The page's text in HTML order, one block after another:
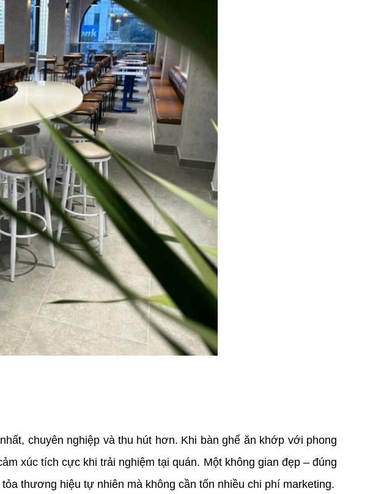
chuyên nghiệp và thu hút hơn. Khi bàn ghế ăn khớp với phong
xúc tích cực khi trải nghiệm tại quán. Một không gian đẹp – đúng
thương hiệu tự nhiên mà không cần tốn nhiều chi phí marketing.